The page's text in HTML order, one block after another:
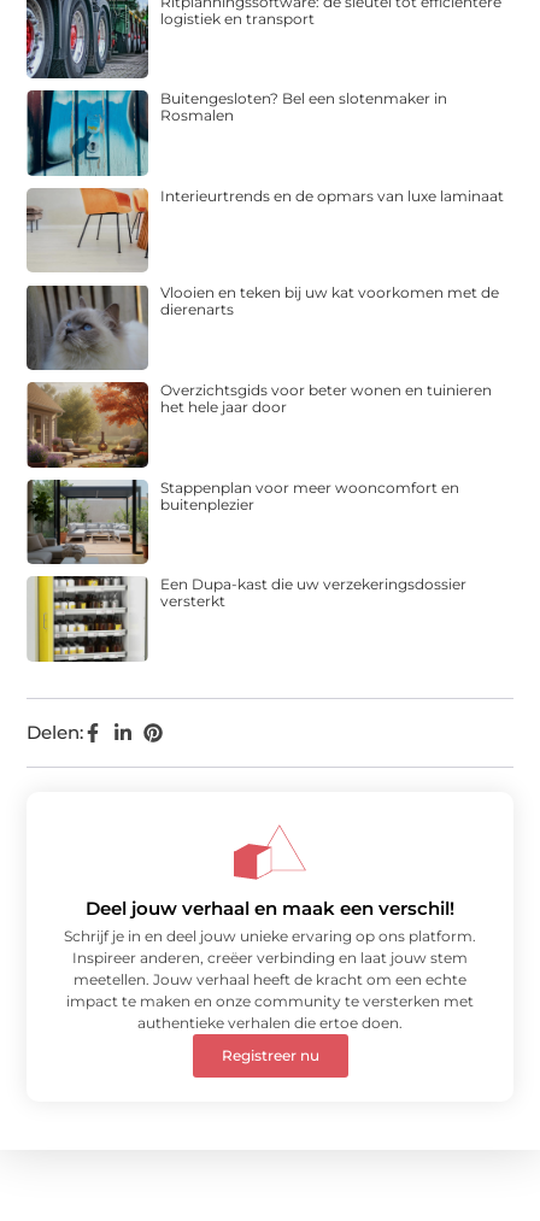
Delen:
logistiek en transport
Buitengesloten? Bel een slotenmaker in
Rosmalen
Interieurtrends en de opmars van luxe laminaat
Vlooien en teken bij uw kat voorkomen met de
dierenarts
Overzichtsgids voor beter wonen en tuinieren
het hele jaar door
Stappenplan voor meer wooncomfort en
buitenplezier
Een Dupa-kast die uw verzekeringsdossier
versterkt
Deel jouw verhaal en maak een verschil!
Schrijf je in en deel jouw unieke ervaring op ons platform.
Inspireer anderen, creëer verbinding en laat jouw stem
meetellen. Jouw verhaal heeft de kracht om een echte
impact te maken en onze community te versterken met
authentieke verhalen die ertoe doen.
Registreer nu